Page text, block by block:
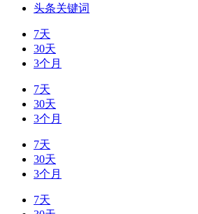
头条关键词
7天
30天
3个月
7天
30天
3个月
7天
30天
3个月
7天